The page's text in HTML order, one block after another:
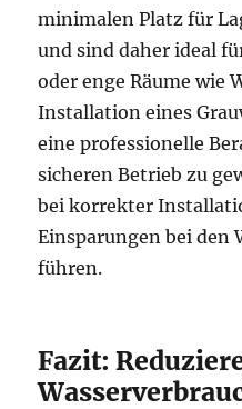
minimalen Platz für
und sind daher ideal
oder enge Räume wie
Installation eines
eine professionelle
sicheren Betrieb zu
bei korrekter
Einsparungen bei den
führen.
Fazit: